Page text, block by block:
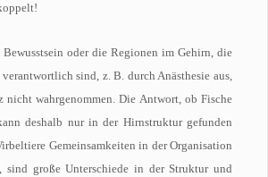
Bewusstsein oder die Regionen im Gehirn, die
sind, z. B. durch Anästhesie aus,
nicht wahrgenommen. Die Antwort, ob Fische
deshalb nur in der Hirnstruktur gefunden
Gemeinsamkeiten in der Organisation
sind große Unterschiede in der Struktur und